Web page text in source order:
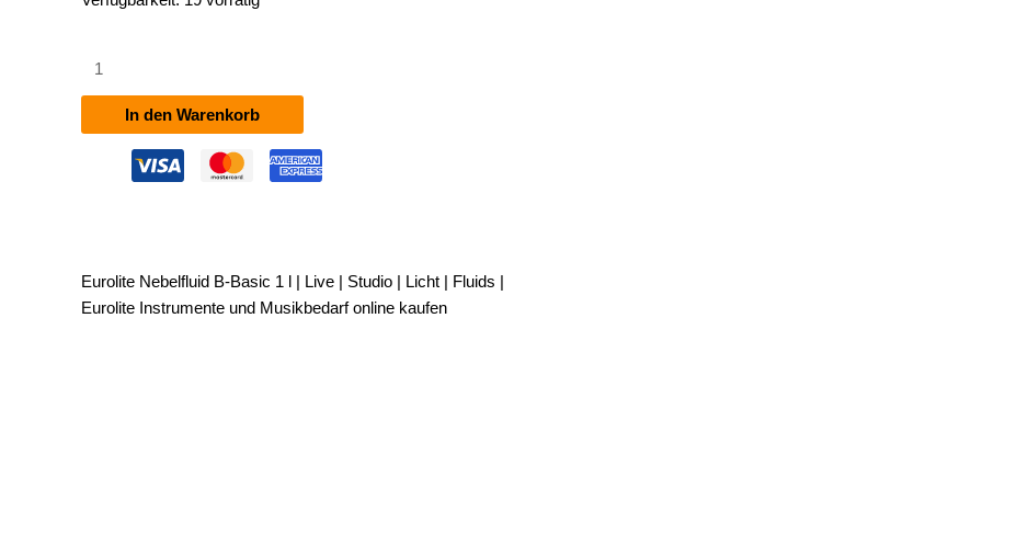
Nebelfluid
Basic
In den Warenkorb
Eurolite Nebelfluid B-Basic 1 l | Live | Studio | Licht | Fluids |
Eurolite Instrumente und Musikbedarf online kaufen